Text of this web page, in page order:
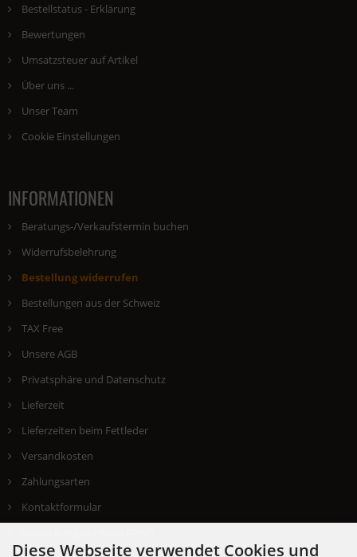
Bestellstatus - Erklärung
Bewertungen
Umsatzsteuer auf Artikel
Über uns ...
Unser Team
Cookie Einstellungen
INFORMATIONEN
Beratungs-/Verkaufstermin buchen
Widerrufsbelehrung
Bestellung widerrufen
Bestellungen aus der Schweiz
TAX Free
Unsere AGB
Privatsphäre und Datenschutz
Lieferzeit
Lieferzeiten beim Fettleder
Versandkosten
Zahlungsarten
Kontaktformular
Diese Webseite verwendet Cookies und